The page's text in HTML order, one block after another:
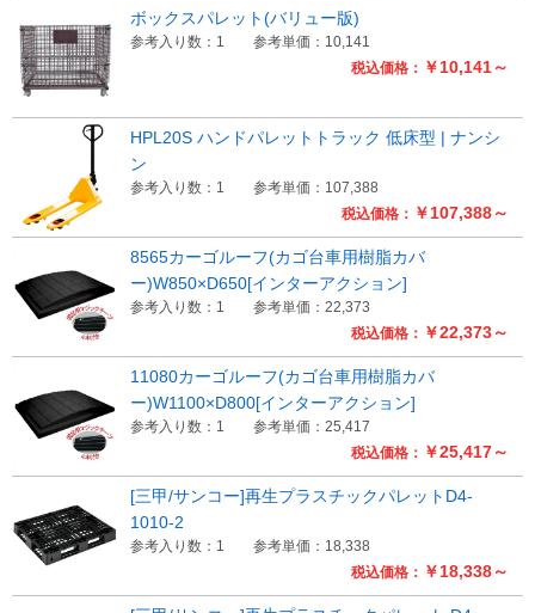
税込価格： ￥10,141～
ボックスパレット(バリュー版)
参考入り数：1 参考単価：10,141
税込価格： ￥107,388～
HPL20S ハンドパレットトラック 低床型 | ナンシ
ン
参考入り数：1 参考単価：107,388
税込価格： ￥22,373～
8565カーゴルーフ(カゴ台車用樹脂カバ
ー)W850×D650[インターアクション]
参考入り数：1 参考単価：22,373
税込価格： ￥25,417～
11080カーゴルーフ(カゴ台車用樹脂カバ
ー)W1100×D800[インターアクション]
参考入り数：1 参考単価：25,417
税込価格： ￥18,338～
[三甲/サンコー]再生プラスチックパレットD4-
1010-2
参考入り数：1 参考単価：18,338